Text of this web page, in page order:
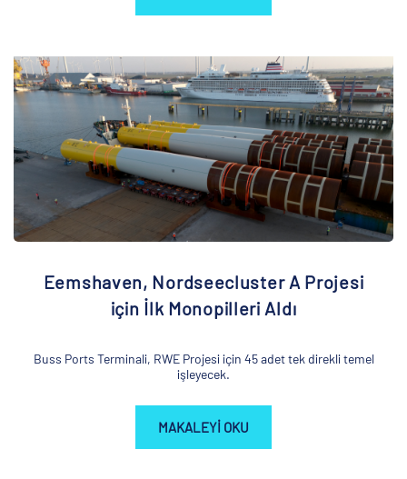
Eemshaven, Nordseecluster A Projesi
için İlk Monopilleri Aldı
Buss Ports Terminali, RWE Projesi için 45 adet tek direkli temel
işleyecek.
MAKALEYI OKU